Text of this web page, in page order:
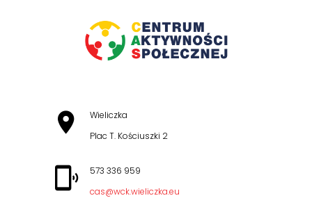
Wieliczka
Plac T. Kościuszki 2
573 336 959
cas@wck.wieliczka.eu